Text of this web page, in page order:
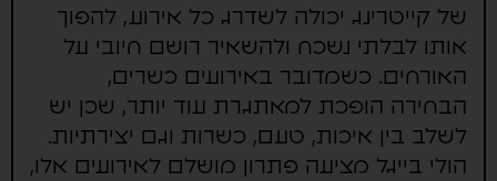
של קייטרינג יכולה לשדרג כל אירוע, להפוך
אותו לבלתי נשכח ולהשאיר רושם חיובי על
האורחים. כשמדובר באירועים כשרים,
הבחירה הופכת למאתגרת עוד יותר, שכן יש
לשלב בין איכות, טעם, כשרות וגם יצירתיות.
הולי בייגל מציעה פתרון מושלם לאירועים אלו,